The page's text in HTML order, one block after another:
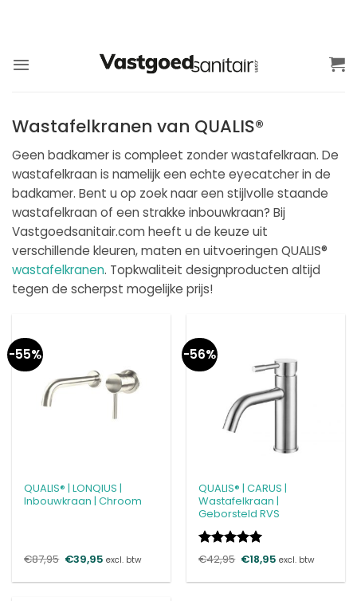
Wastafelkranen van QUALIS®
Geen badkamer is compleet zonder wastafelkraan. De
wastafelkraan is namelijk een echte eyecatcher in de
badkamer. Bent u op zoek naar een stijlvolle staande
wastafelkraan of een strakke inbouwkraan? Bij
Vastgoedsanitair.com heeft u de keuze uit
verschillende kleuren, maten en uitvoeringen QUALIS®
wastafelkranen. Topkwaliteit designproducten altijd
tegen de scherpst mogelijke prijs!
-55%
QUALIS® | LONQIUS |
Inbouwkraan | Chroom
€87,95 Oorspronkelijke
€87,95.
€39,95 Huidige
€39,95.
excl. btw
-56%
QUALIS® | CARUS |
Wastafelkraan |
Geborsteld RVS
Gewaardeerd
uit 5
€42,95 Oorspronkelijke
prijs
€42,95.
€18,95 Huidige
€18,95.
excl. btw